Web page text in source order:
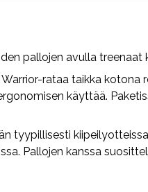
pallojen avulla treenaat
rataa taikka
käyttää.
tyypillisesti
Pallojen kanssa